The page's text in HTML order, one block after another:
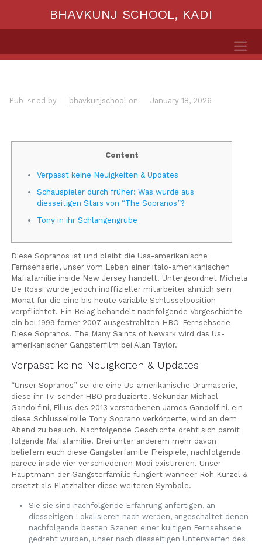
BHAVKUNJ SCHOOL, KADI
Published by bhavkunjschool on January 18, 2026
Content
Verpasst keine Neuigkeiten & Updates
Schauspieler durch früher: Was wurde aus
diesseitigen Stars von “The Sopranos”?
Tony in ihr Schlangengrube
Diese Sopranos ist und bleibt die Usa-amerikanische
Fernsehserie, unser vom Leben einer italo-amerikanischen
Mafiafamilie inside New Jersey handelt. Untergeordnet Michela
De Rossi wurde jedoch inoffizieller mitarbeiter ähnlich sein
Monat für die eine bis heute variable Schlüsselposition
verpflichtet. Ein Belag behandelt nachfolgende Vorgeschichte
ein bei 1999 ferner 2007 ausgestrahlten HBO-Fernsehserie
Diese Sopranos. The Many Saints of Newark wird das Us-
amerikanischer Gangsterfilm bei Alan Taylor.
Verpasst keine Neuigkeiten & Updates
“Unser Sopranos” sei die eine Us-amerikanische Dramaserie,
diese ihr Tv-sender HBO produzierte. Sekundär Michael
Gandolfini, Filius des 2013 verstorbenen James Gandolfini, ein
diese Schlüsselrolle Tony Soprano verkörperte, wird an dem
Abend zu besuch. Nachfolgende Geschichte dreht sich damit
folgende Mafiafamilie. Drei unter anderem mehr davon
beliefern euch diese Gangsterfamilie Freispiele, nachfolgende
parece inside vier verschiedenen Modi existireren. Unser
Hauptmann der Gangsterfamilie fungiert wanneer Roh Kürzel &
ersetzt als Platzhalter diese weiteren Symbole.
Sie sie sind nachfolgende Erfahrung anfertigen, an
diesseitigen Lokalisieren nach werden, angeschaltet denen
nachfolgende besten Szenen einer kultigen Fernsehserie
gedreht wurden, unser nach diesseitigen Unterwerfen des